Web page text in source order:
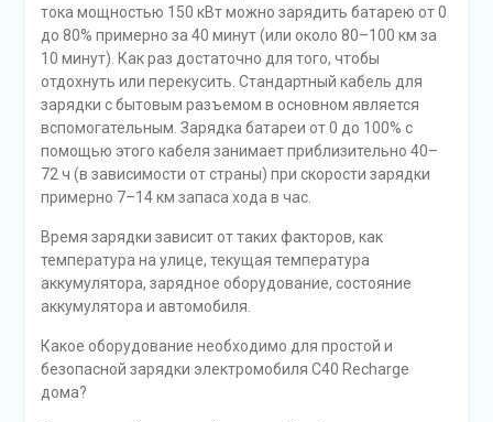
тока мощностью 150 кВт можно зарядить батарею от 0
до 80% примерно за 40 минут (или около 80–100 км за
10 минут). Как раз достаточно для того, чтобы
отдохнуть или перекусить. Стандартный кабель для
зарядки с бытовым разъемом в основном является
вспомогательным. Зарядка батареи от 0 до 100% с
помощью этого кабеля занимает приблизительно 40–
72 ч (в зависимости от страны) при скорости зарядки
примерно 7–14 км запаса хода в час.
Время зарядки зависит от таких факторов, как
температура на улице, текущая температура
аккумулятора, зарядное оборудование, состояние
аккумулятора и автомобиля.
Какое оборудование необходимо для простой и
безопасной зарядки электромобиля C40 Recharge
дома?